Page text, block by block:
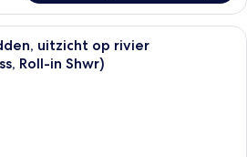
Een hotelkamer met twee bedden,
uitzicht op rivier
Roll-in Shwr)